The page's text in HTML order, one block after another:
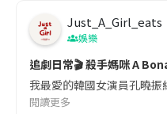
Just_A_Girl_eats
娛樂
追劇日常🎬 殺手媽咪 A
我最愛的韓國女演員孔曉
閱讀更多